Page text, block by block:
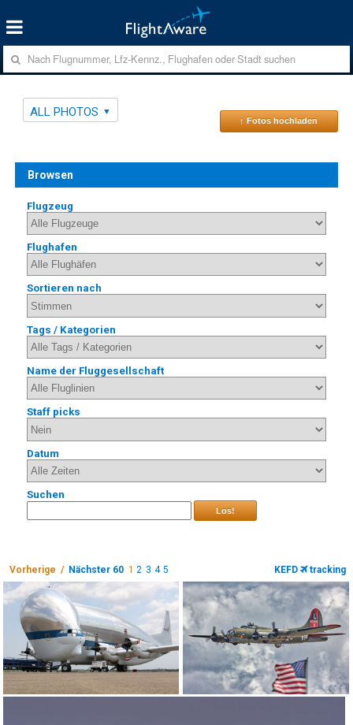
ALL PHOTOS
↑ Fotos hochladen
Browsen
Flugzeug
Flughafen
Sortieren nach
Tags / Kategorien
Name der Fluggesellschaft
Staff picks
Datum
Suchen
Los!
Vorherige / Nächster 60 1 2 3 4 5 KEFD tracking